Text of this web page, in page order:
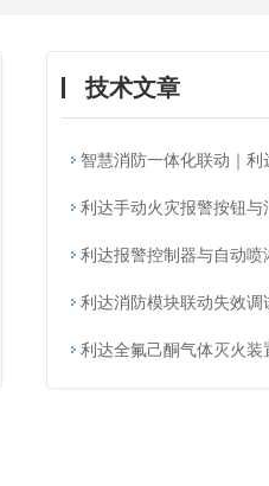
技术文章
智慧消防一体化联动｜利
利达手动火灾报警按钮与
利达报警控制器与自动喷
利达消防模块联动失效调
利达全氟己酮气体灭火装